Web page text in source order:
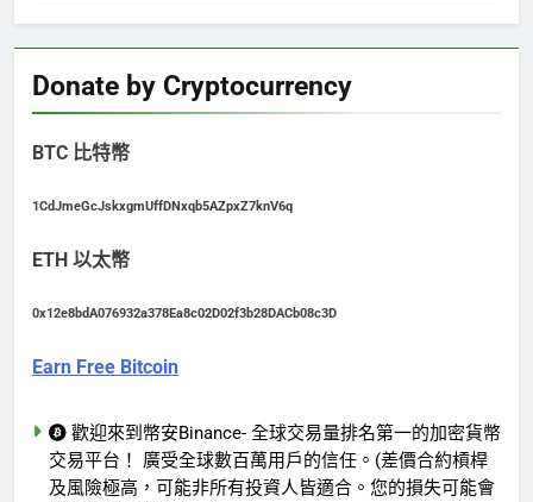
Donate by Cryptocurrency
BTC 比特幣
1CdJmeGcJskxgmUffDNxqb5AZpxZ7knV6q
ETH 以太幣
0x12e8bdA076932a378Ea8c02D02f3b28DACb08c3D
Earn Free Bitcoin
歡迎來到幣安Binance- 全球交易量排名第一的加密貨幣
交易平台！ 廣受全球數百萬用戶的信任。(差價合約槓桿
及風險極高，可能非所有投資人皆適合。您的損失可能會